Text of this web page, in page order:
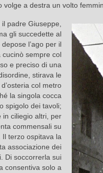
volge a destra un volto
padre Giuseppe,
gli succedette al
l’ago per il
cucinò sempre col
e preciso di una
stirava le
col metro
la singola cocca
spigolo dei tavoli;
in ciliegio altri, per
commensali su
Il terzo ospitava la
associazione dei
Di soccorrerla sui
consentiva solo a